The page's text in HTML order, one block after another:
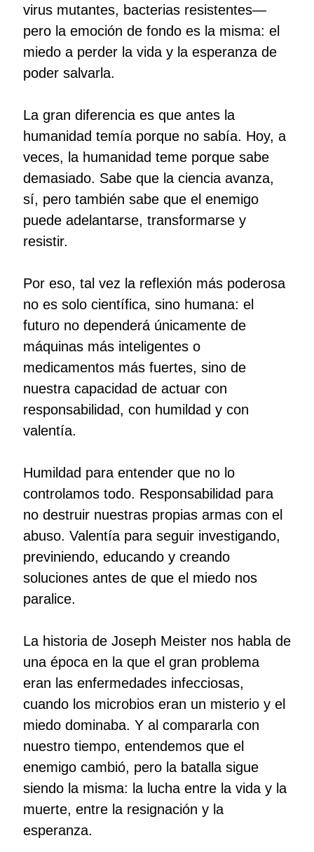
virus mutantes, bacterias resistentes—
pero la emoción de fondo es la misma: el
miedo a perder la vida y la esperanza de
poder salvarla.
La gran diferencia es que antes la
humanidad temía porque no sabía. Hoy, a
veces, la humanidad teme porque sabe
demasiado. Sabe que la ciencia avanza,
sí, pero también sabe que el enemigo
puede adelantarse, transformarse y
resistir.
Por eso, tal vez la reflexión más poderosa
no es solo científica, sino humana: el
futuro no dependerá únicamente de
máquinas más inteligentes o
medicamentos más fuertes, sino de
nuestra capacidad de actuar con
responsabilidad, con humildad y con
valentía.
Humildad para entender que no lo
controlamos todo. Responsabilidad para
no destruir nuestras propias armas con el
abuso. Valentía para seguir investigando,
previniendo, educando y creando
soluciones antes de que el miedo nos
paralice.
La historia de Joseph Meister nos habla de
una época en la que el gran problema
eran las enfermedades infecciosas,
cuando los microbios eran un misterio y el
miedo dominaba. Y al compararla con
nuestro tiempo, entendemos que el
enemigo cambió, pero la batalla sigue
siendo la misma: la lucha entre la vida y la
muerte, entre la resignación y la
esperanza.